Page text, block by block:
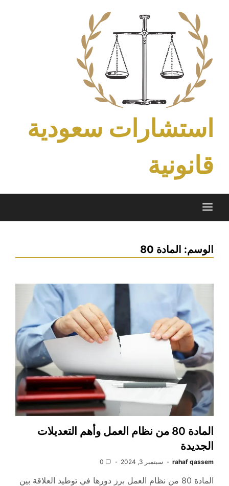
content
استشارات سعودية
قانونية
الوسم: المادة 80
المادة 80 من نظام العمل وأهم التعديلات
الجديدة
rahaf qassem سبتمبر 3, 2024 0
المادة 80 من نظام العمل برز دورها في توطيد العلاقة بين